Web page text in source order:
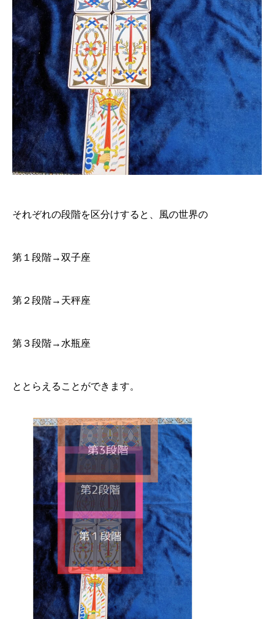
それぞれの段階を区分けすると、風の世界の
第１段階→双子座
第２段階→天秤座
第３段階→水瓶座
ととらえることができます。